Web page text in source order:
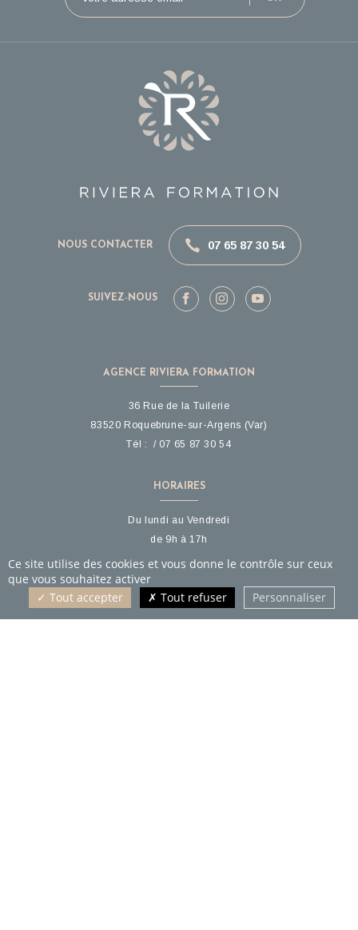
NOUS CONTACTER 07 65 87 30 54
SUIVEZ-NOUS
AGENCE RIVIERA FORMATION
36 Rue de la Tuilerie
83520 Roquebrune-sur-Argens (Var)
Tél :
07 65 87 30 54
HORAIRES
Du lundi au Vendredi
de 9h à 17h
L'AGENCE NOS FORMATIONS
Ce site utilise des cookies et vous donne le contrôle sur ceux
que vous souhaitez activer
Tout accepter
Tout refuser Personnaliser